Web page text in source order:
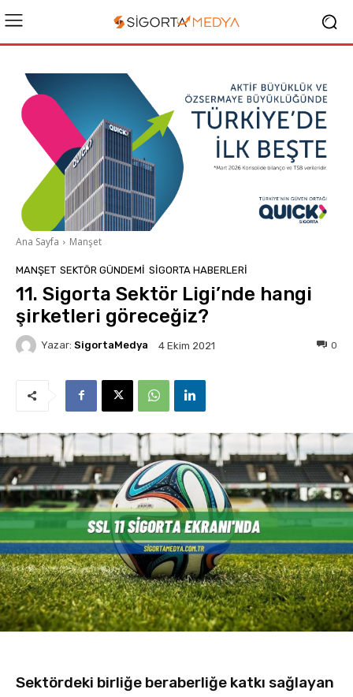
Ana Sayfa Manşet
MANŞET SEKTÖR GÜNDEMİ SIGORTA HABERLERI
11. Sigorta Sektör Ligi’nde hangi
şirketleri göreceğiz?
Yazar: SigortaMedya 4 Ekim 2021 0
Sektördeki birliğe beraberliğe katkı sağlayan